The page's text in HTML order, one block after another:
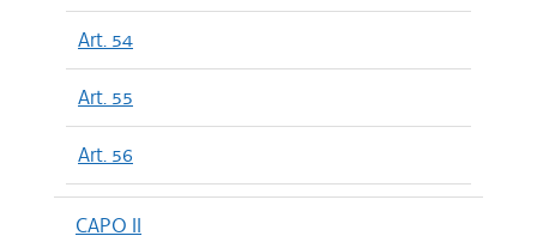
Art. 54
Art. 55
Art. 56
CAPO II